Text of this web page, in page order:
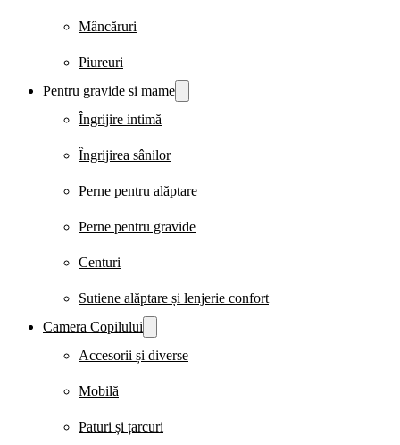
Mâncăruri
Piureuri
Pentru gravide si mame
Îngrijire intimă
Îngrijirea sânilor
Perne pentru alăptare
Perne pentru gravide
Centuri
Sutiene alăptare și lenjerie confort
Camera Copilului
Accesorii și diverse
Mobilă
Paturi și țarcuri